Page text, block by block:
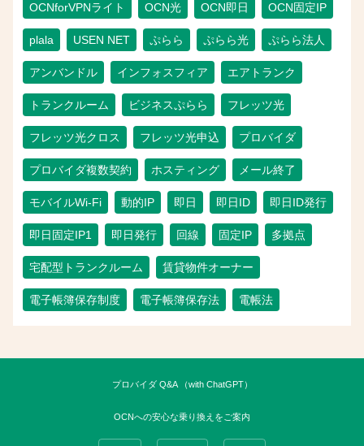
OCNforVPNライト OCN光 OCN即日 OCN固定IP
plala USEN NET ぷらら ぷらら光 ぷらら法人
アンバンドル インフォスフィア エアトランク
トランクルーム ビジネスぷらら フレッツ光
フレッツ光クロス フレッツ光申込 プロバイダ
プロバイダ複数契約 ホスティング メール終了
モバイルWi-Fi 動的IP 即日 即日ID 即日ID発行
即日固定IP1 即日発行 回線 固定IP 多拠点
宅配型トランクルーム 賃貸物件オーナー
電子帳簿保存制度 電子帳簿保存法 電帳法
プロバイダ Q&A （with ChatGPT）
OCNへの安心な乗り換えをご案内